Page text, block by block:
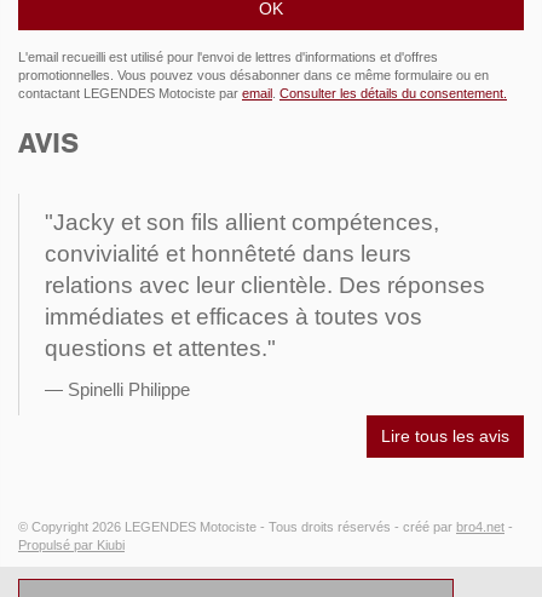
L'email recueilli est utilisé pour l'envoi de lettres d'informations et d'offres
promotionnelles. Vous pouvez vous désabonner dans ce même formulaire ou en
contactant LEGENDES Motociste par email Consulter les détails du consentement.
AVIS
"Jacky et son fils allient compétences,
convivialité et honnêteté dans leurs
relations avec leur clientèle. Des réponses
immédiates et efficaces à toutes vos
questions et attentes."
Spinelli Philippe
Lire tous les avis
© Copyright 2026 LEGENDES Motociste - Tous droits réservés - créé par bro4.net -
Propulsé par Kiubi